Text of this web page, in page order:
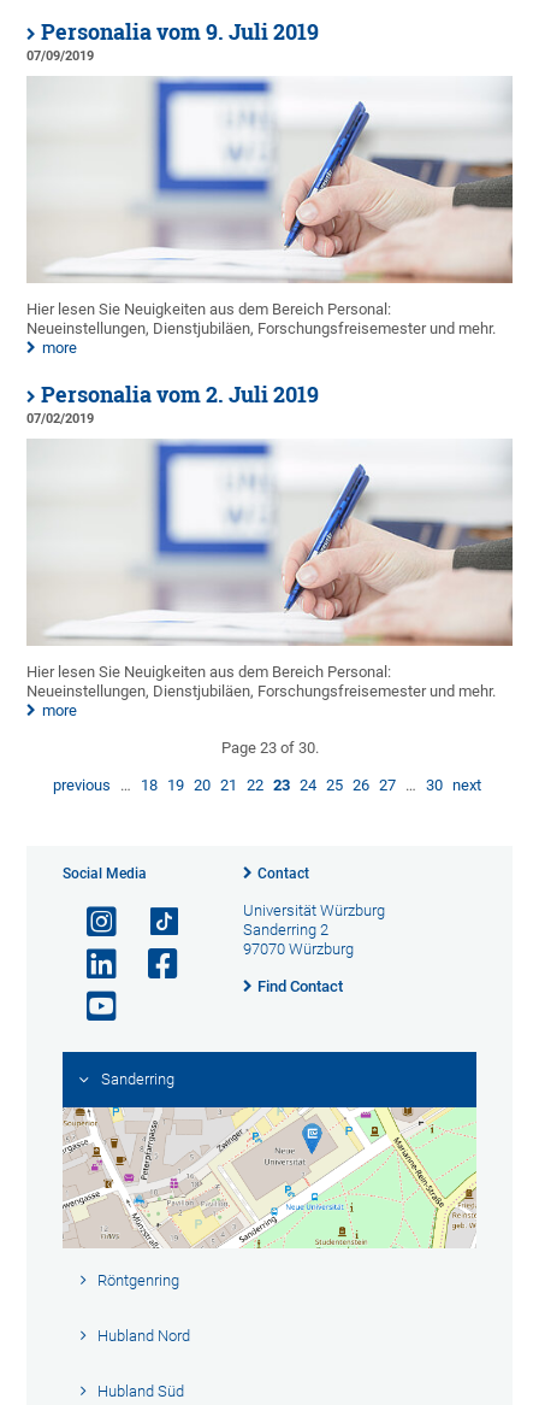
Personalia vom 9. Juli 2019
07/09/2019
Hier lesen Sie Neuigkeiten aus dem Bereich Personal:
Neueinstellungen, Dienstjubiläen, Forschungsfreisemester und mehr.
more
Personalia vom 2. Juli 2019
07/02/2019
Hier lesen Sie Neuigkeiten aus dem Bereich Personal:
Neueinstellungen, Dienstjubiläen, Forschungsfreisemester und mehr.
more
Page 23 of 30.
previous … 18 19 20 21 22 23 24 25 26 27 … 30 next
Social Media Contact
Universität Würzburg
Sanderring 2
97070 Würzburg
Find Contact
Sanderring
Röntgenring
Hubland Nord
Hubland Süd